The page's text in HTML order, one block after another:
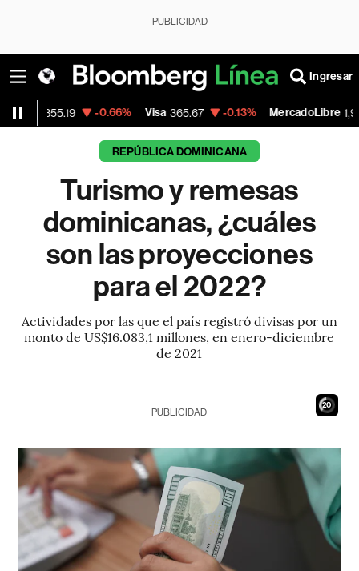
PUBLICIDAD
Ingresar
-0.66% Visa 365.67 -0.13% MercadoLibre 1,900.47
REPÚBLICA DOMINICANA
Turismo y remesas
dominicanas, ¿cuáles
son las proyecciones
para el 2022?
Actividades por las que el país registró divisas por un
monto de US$16.083,1 millones, en enero-diciembre
de 2021
19
PUBLICIDAD